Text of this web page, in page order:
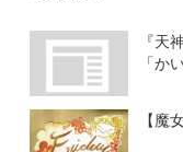
『天
「か
【魔